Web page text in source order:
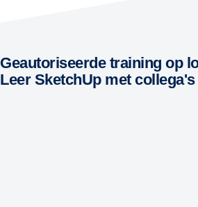
Geautoriseerde training op
Leer SketchUp met collega's